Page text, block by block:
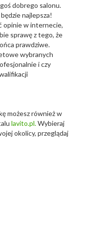
dobrego salonu.
najlepsza!
opinie w internecie,
sprawę z tego, że
prawdziwe.
wybranych
i czy
możesz również w
lavito.pl.Wybieraj
okolicy, przeglądaj